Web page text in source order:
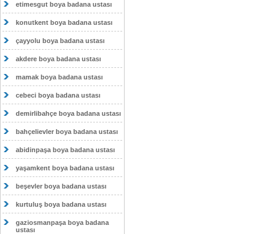
etimesgut boya badana ustası
konutkent boya badana ustası
çayyolu boya badana ustası
akdere boya badana ustası
mamak boya badana ustası
cebeci boya badana ustası
demirlibahçe boya badana ustası
bahçelievler boya badana ustası
abidinpaşa boya badana ustası
yaşamkent boya badana ustası
beşevler boya badana ustası
kurtuluş boya badana ustası
gaziosmanpaşa boya badana
ustası